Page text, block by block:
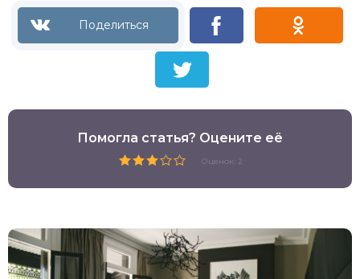
Помогла статья? Оцените её
Оценок: 2